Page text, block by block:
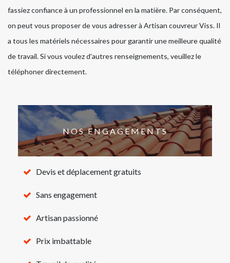
fassiez confiance à un professionnel en la matière. Par conséquent,
on peut vous proposer de vous adresser à Artisan couvreur Viss. Il
a tous les matériels nécessaires pour garantir une meilleure qualité
de travail. Si vous voulez d'autres renseignements, veuillez le
téléphoner directement.
NOS ENGAGEMENTS
Devis et déplacement gratuits
Sans engagement
Artisan passionné
Prix imbattable